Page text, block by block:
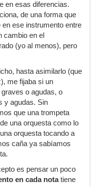
en esas diferencias.
de una forma que
ese instrumento entre
cambio en el
(yo al menos), pero
hasta asimilarlo (que
me fijaba si un
o agudas, o
y agudas. Sin
que una trompeta
una orquesta como lo
orquesta tocando a
caña ya sabíamos
es pensar un poco
en cada notatiene